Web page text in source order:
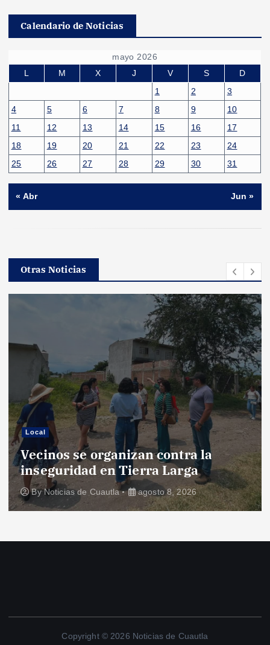
Calendario de Noticias
mayo 2026
L
M X J V S
D
1
2
3
4
5 6 7 8 9
10
11
12 13 14 15 16
17
18
19 20 21 22 23
24
25
26 27 28 29 30 31
« Abr Jun »
Otras Noticias
Local
Vecinos se organizan contra la
inseguridad en Tierra Larga
ByNoticias de Cuautla agosto 8, 2026
Copyright © 2026 Noticias de Cuautla